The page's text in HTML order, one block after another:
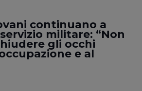
continuano a
militare: “Non
gli occhi
e al